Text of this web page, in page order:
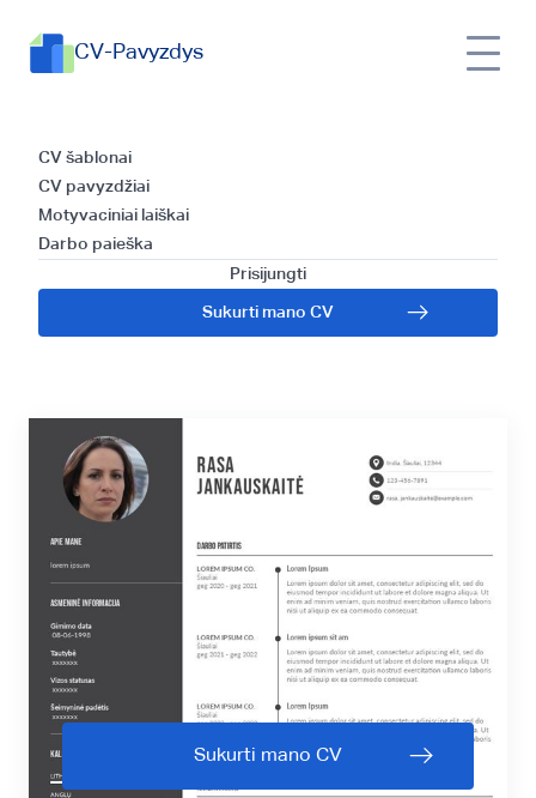
CV-Pavyzdys
CV šablonai
CV pavyzdžiai
Motyvaciniai laiškai
Darbo paieška
Prisijungti
Sukurti mano CV
Gidas: kaip parašyti
efektyvų CV
direktoriaus
padėjėjo pozicijai
Sukurti mano CV